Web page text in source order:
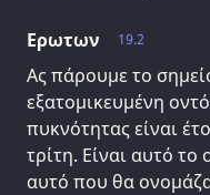
19.2
Ερωτων
Ας πάρουμε το
εξατομικευμένη
πυκνότητας είναι
τρίτη. Είναι αυτό
αυτό που θα